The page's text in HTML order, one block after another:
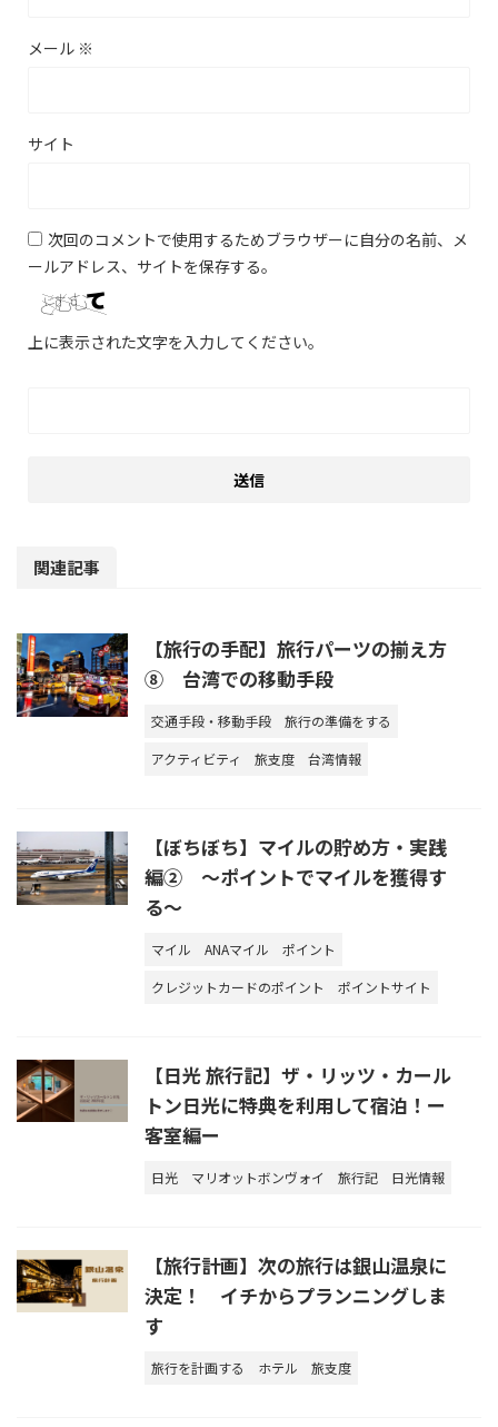
メール ※
サイト
次回のコメントで使用するためブラウザーに自分の名前、メ
ールアドレス、サイトを保存する。
上に表示された文字を入力してください。
関連記事
【旅行の手配】旅行パーツの揃え方
⑧ 台湾での移動手段
交通手段・移動手段
旅行の準備をする
アクティビティ
旅支度 台湾情報
【ぼちぼち】マイルの貯め方・実践
編② ～ポイントでマイルを獲得す
る～
マイル ANAマイル
ポイント
クレジットカードのポイント
ポイントサイト
【日光 旅行記】ザ・リッツ・カール
トン日光に特典を利用して宿泊！ー
客室編ー
日光 マリオットボンヴォイ 旅行記 日光情報
【旅行計画】次の旅行は銀山温泉に
決定！ イチからプランニングしま
す
旅行を計画する ホテル 旅支度